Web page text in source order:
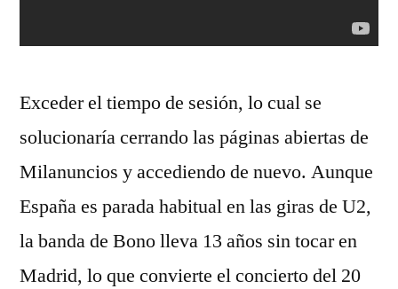
Exceder el tiempo de sesión, lo cual se
solucionaría cerrando las páginas abiertas de
Milanuncios y accediendo de nuevo. Aunque
España es parada habitual en las giras de U2,
la banda de Bono lleva 13 años sin tocar en
Madrid, lo que convierte el concierto del 20